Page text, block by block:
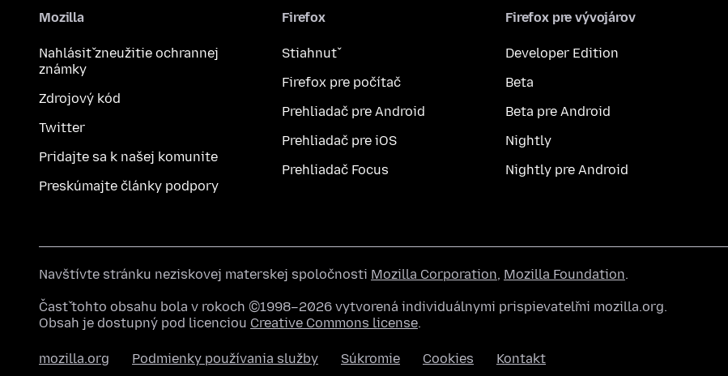
Mozilla
Nahlásiť zneužitie ochrannej
známky
Zdrojový kód
Twitter
Pridajte sa k našej komunite
Preskúmajte články podpory
Firefox
Stiahnuť
Firefox pre počítač
Prehliadač pre Android
Prehliadač pre iOS
Prehliadač Focus
Firefox pre vývojárov
Developer Edition
Beta
Beta pre Android
Nightly
Nightly pre Android
Navštívte stránku neziskovej materskej spoločnosti Mozilla Corporation, Mozilla Foundation.
Časť tohto obsahu bola v rokoch ©1998–2026 vytvorená individuálnymi prispievateľmi mozilla.org.
Obsah je dostupný pod licenciou Creative Commons license.
mozilla.org Podmienky používania služby Súkromie Cookies Kontakt